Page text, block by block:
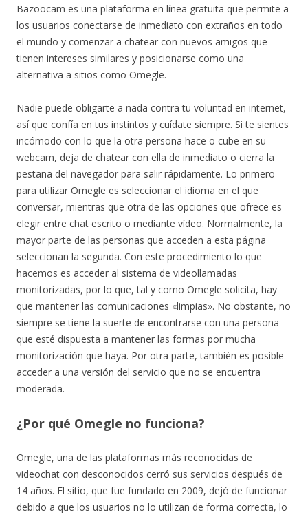
Bazoocam es una plataforma en línea gratuita que permite a
los usuarios conectarse de inmediato con extraños en todo
el mundo y comenzar a chatear con nuevos amigos que
tienen intereses similares y posicionarse como una
alternativa a sitios como Omegle.
Nadie puede obligarte a nada contra tu voluntad en internet,
así que confía en tus instintos y cuídate siempre. Si te sientes
incómodo con lo que la otra persona hace o cube en su
webcam, deja de chatear con ella de inmediato o cierra la
pestaña del navegador para salir rápidamente. Lo primero
para utilizar Omegle es seleccionar el idioma en el que
conversar, mientras que otra de las opciones que ofrece es
elegir entre chat escrito o mediante vídeo. Normalmente, la
mayor parte de las personas que acceden a esta página
seleccionan la segunda. Con este procedimiento lo que
hacemos es acceder al sistema de videollamadas
monitorizadas, por lo que, tal y como Omegle solicita, hay
que mantener las comunicaciones «limpias». No obstante, no
siempre se tiene la suerte de encontrarse con una persona
que esté dispuesta a mantener las formas por mucha
monitorización que haya. Por otra parte, también es posible
acceder a una versión del servicio que no se encuentra
moderada.
¿Por qué Omegle no funciona?
Omegle, una de las plataformas más reconocidas de
videochat con desconocidos cerró sus servicios después de
14 años. El sitio, que fue fundado en 2009, dejó de funcionar
debido a que los usuarios no lo utilizan de forma correcta, lo